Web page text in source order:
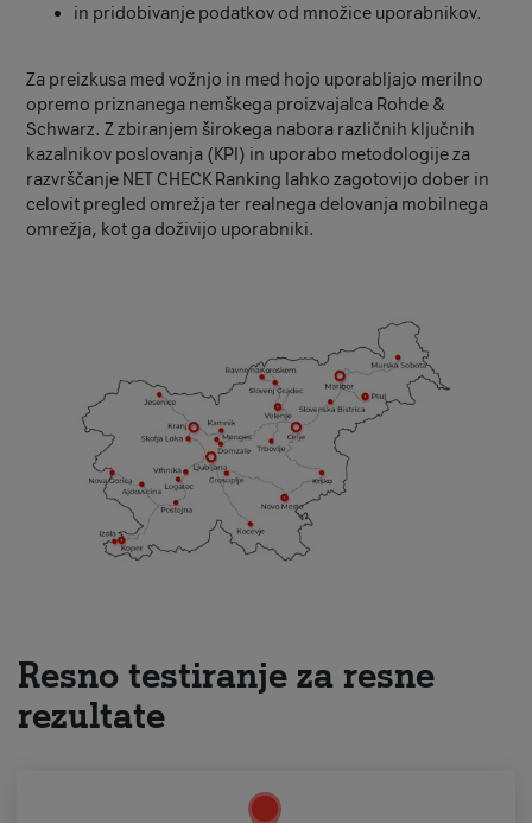
in pridobivanje podatkov od množice uporabnikov.
Za preizkusa med vožnjo in med hojo uporabljajo merilno
opremo priznanega nemškega proizvajalca Rohde &
Schwarz. Z zbiranjem širokega nabora različnih ključnih
kazalnikov poslovanja (KPI) in uporabo metodologije za
razvrščanje NET CHECK Ranking lahko zagotovijo dober in
celovit pregled omrežja ter realnega delovanja mobilnega
omrežja, kot ga doživijo uporabniki.
Resno testiranje za resne
rezultate